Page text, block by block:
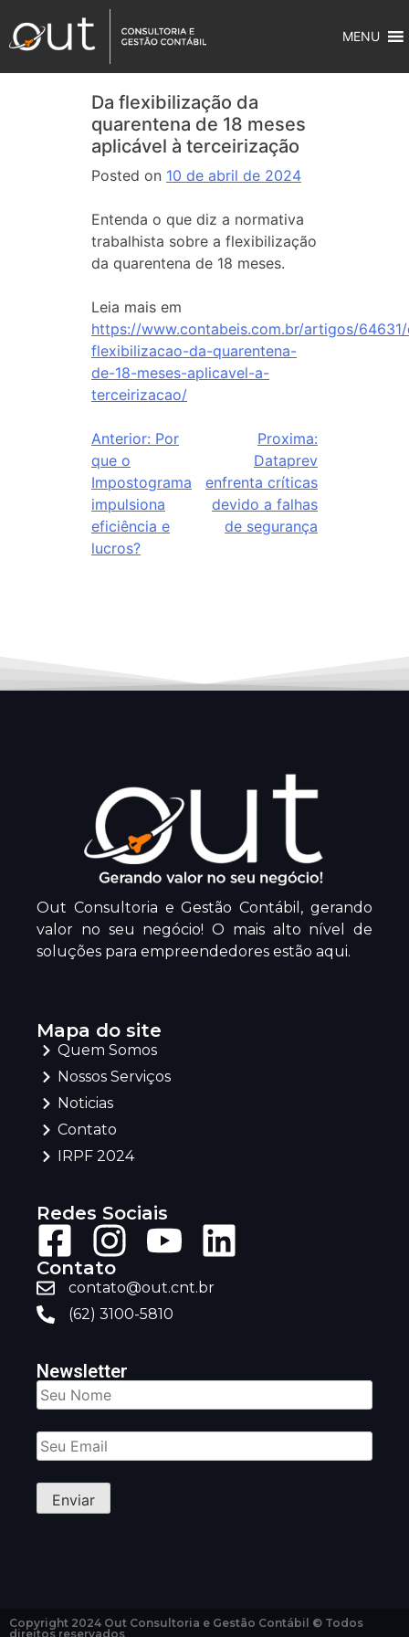
MENU
Da flexibilização da
quarentena de 18 meses
aplicável à terceirização
Posted on 10 de abril de 2024
Entenda o que diz a normativa
trabalhista sobre a flexibilização
da quarentena de 18 meses.
Leia mais em
https://www.contabeis.com.br/artigos/
flexibilizacao-da-quarentena-
de-18-meses-aplicavel-a-
terceirizacao/
Anterior: Por
que o
Impostograma
impulsiona
eficiência e
lucros?
Proxima:
Dataprev
enfrenta críticas
devido a falhas
de segurança
Out Consultoria e Gestão Contábil, gerando
valor no seu negócio! O mais alto nível de
soluções para empreendedores estão aqui.
Mapa do site
Quem Somos
Nossos Serviços
Noticias
Contato
IRPF 2024
Redes Sociais
Contato
contato@out.cnt.br
(62) 3100-5810
Newsletter
Copyright 2024 Out Consultoria e Gestão Contábil © Todos
direitos reservados